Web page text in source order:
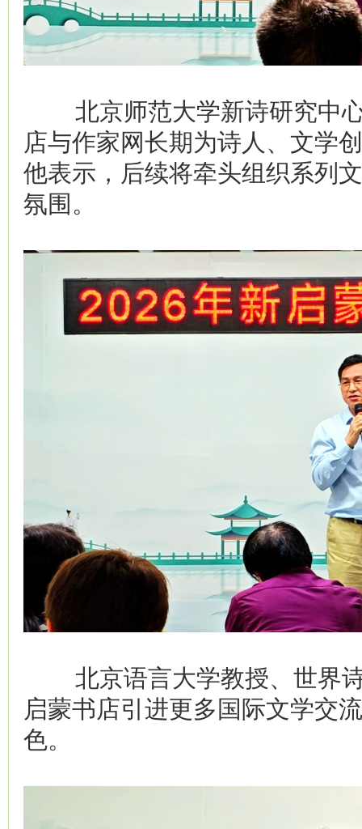
北京师范大学新诗研究中心
店与作家网长期为诗人、文学
他表示，后续将牵头组织系列
氛围。
北京语言大学教授、世界诗
启蒙书店引进更多国际文学交
色。